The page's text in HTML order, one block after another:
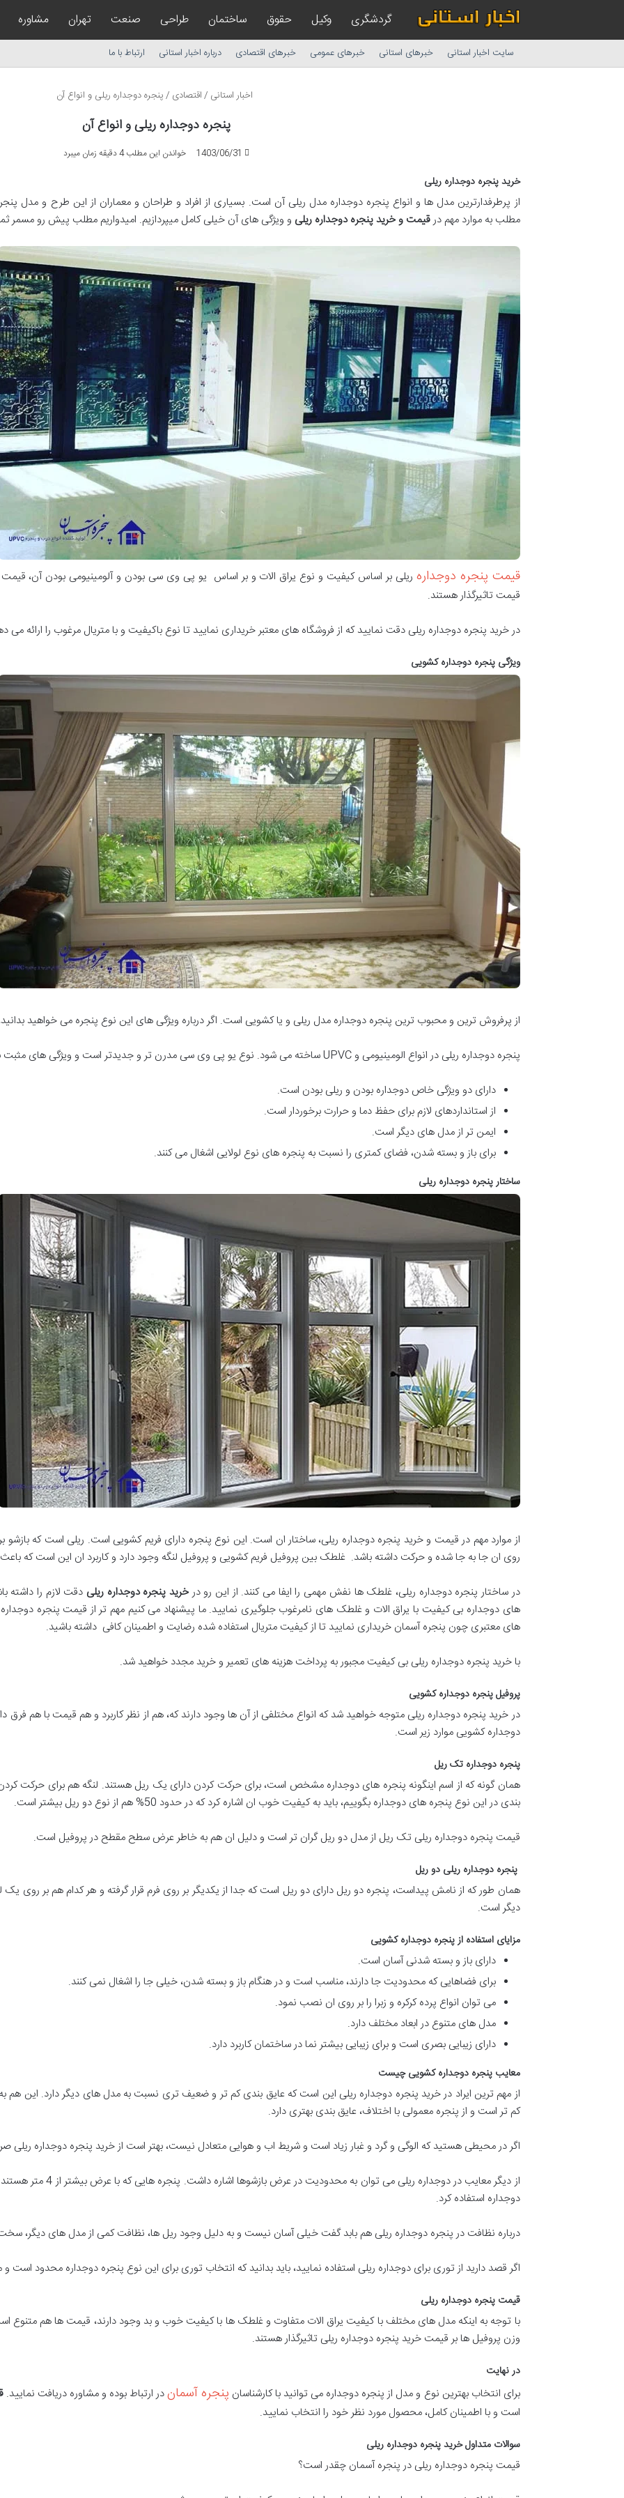
گردشگری وکیل حقوق ساختمان طراحی صنعت تهران مشاوره
سایت اخبار استانی خبرهای استانی خبرهای عمومی خبرهای اقتصادی درباره اخبار استانی ارتباط با ما
اخبار استانی /اقتصادی /پنجره دوجداره ریلی و انواع آن
پنجره دوجداره ریلی و انواع آن
1403/06/31 خواندن این مطلب 4 دقیقه زمان میبرد
خرید پنجره دوجداره ریلی
از پرطرفدارترین مدل ها و انواع پنجره دوجداره مدل ریلی آن است. بسیاری از افراد و طراحان و معماران از این طرح و مدل
مطلب به موارد مهم درقیمت و خرید پنجره دوجداره ریلی و ویژگی های آن خیلی کامل میپردازیم. امیدواریم مطلب پیش رو مسمر
قیمت پنجره دوجداره ریلی بر اساس کیفیت و نوع یراق الات و بر اساس یو پی وی سی بودن و آلومینیومی بودن آن، قیمت
قیمت تاثیرگذار هستند.
در خرید پنجره دوجداره ریلی دقت نمایید که از فروشگاه های معتبر خریداری نمایید تا نوع باکیفیت و با متریال مرغوب را ارائه می
ویژگی پنجره دوجداره کشویی
از پرفروش ترین و محبوب ترین پنجره دوجداره مدل ریلی و یا کشویی است. اگر درباره ویژگی های این نوع پنجره می خواهید
پنجره دوجداره ریلی در انواع الومینیومی و UPVC ساخته می شود. نوع یو پی وی سی مدرن تر و جدیدتر است و ویژگی های مثبت بیشتری دارد. در واقع عایق بندی خیلی خوب دارد.
دارای دو ویژگی خاص دوجداره بودن و ریلی بودن است.
از استانداردهای لازم برای حفظ دما و حرارت برخوردار است.
ایمن تر از مدل های دیگر است.
برای باز و بسته شدن، فضای کمتری را نسبت به پنجره های نوع لولایی اشغال می کنند.
ساختار پنجره دوجداره ریلی
از موارد مهم در قیمت و خرید پنجره دوجداره ریلی، ساختار ان است. این نوع پنجره دارای فریم کشویی است. ریلی است که
روی ان جا به جا شده و حرکت داشته باشد. غلطک بین پروفیل فریم کشویی و پروفیل لنگه وجود دارد و کاربرد ان این است که
در ساختار پنجره دوجداره ریلی، غلطک ها نفش مهمی را ایفا می کنند. از این رو درخرید پنجره دوجداره ریلی دقت لازم را داشته
های دوجداره بی کیفیت با یراق الات و غلطک های نامرغوب جلوگیری نمایید. ما پیشنهاد می کنیم مهم تر از قیمت پنجره
های معتبری چون پنجره آسمان خریداری نمایید تا از کیفیت متریال استفاده شده رضایت و اطمینان کافی داشته باشید.
با خرید پنجره دوجداره ریلی بی کیفیت مجبور به پرداخت هزینه های تعمیر و خرید مجدد خواهید شد.
پروفیل پنجره دوجداره کشویی
در خرید پنجره دوجداره ریلی متوجه خواهید شد که انواع مختلفی از آن ها وجود دارند که، هم از نظر کاربرد و هم قیمت با هم فرق
دوجداره کشویی موارد زیر است.
پنجره دوجداره تک ریل
همان گونه که از اسم اینگونه پنجره های دوجداره مشخص است، برای حرکت کردن دارای یک ریل هستند. لنگه هم برای حرکت کردن
بندی در این نوع پنجره های دوجداره بگوییم، باید به کیفیت خوب ان اشاره کرد که در حدود 50% هم از نوع دو ریل بیشتر است.
قیمت پنجره دوجداره ریلی تک ریل از مدل دو ریل گران تر است و دلیل ان هم به خاطر عرض سطح مقطح در پروفیل است.
پنجره دوجداره ریلی دو ریل
همان طور که از نامش پیداست، پنجره دو ریل دارای دو ریل است که جدا از یکدیگر بر روی فرم قرار گرفته و هر کدام هم بر روی یک
دیگر است.
مزایای استفاده از پنجره دوجداره کشویی
دارای باز و بسته شدنی آسان است.
برای فضاهایی که محدودیت جا دارند، مناسب است و در هنگام باز و بسته شدن، خیلی جا را اشغال نمی کنند.
می توان انواع پرده کرکره و زبرا را بر روی ان نصب نمود.
مدل های متنوع در ابعاد مختلف دارد.
دارای زیبایی بصری است و برای زیبایی بیشتر نما در ساختمان کاربرد دارد.
معایب پنجره دوجداره کشویی چیست
از مهم ترین ایراد در خرید پنجره دوجداره ریلی این است که عایق بندی کم تر و ضعیف تری نسبت به مدل های دیگر دارد. این هم
کم تر است و از پنجره معمولی با اختلاف، عایق بندی بهتری دارد.
اگر در محیطی هستید که الوگی و گرد و غبار زیاد است و شریط اب و هوایی متعادل نیست، بهتر است از خرید پنجره دوجداره ریلی
دوجداره استفاده کرد.
درباره نظافت در پنجره دوجداره ریلی هم بابد گفت خیلی آسان نیست و به دلیل وجود ریل ها، نظافت کمی از مدل های دیگر،
اگر قصد دارید از توری برای دوجداره ریلی استفاده نمایید، باید بدانید که انتخاب توری برای این نوع پنجره دوجداره محدود است و
قیمت پنجره دوجداره ریلی
با توجه به اینکه مدل های مختلف با کیفیت یراق الات متفاوت و غلطک ها با کیفیت خوب و بد وجود دارند، قیمت ها هم متنوع
وزن پروفیل ها بر قیمت خرید پنجره دوجداره ریلی تاثیرگذار هستند.
در نهایت
برای انتخاب بهترین نوع و مدل از پنجره دوجداره می توانید با کارشناسان پنجره آسماندر ارتباط بوده و مشاوره دریافت نمایید.
است و با اطمینان کامل، محصول مورد نظر خود را انتخاب نمایید.
سوالات متداول خرید پنجره دوجداره ریلی
قیمت پنجره دوجداره ریلی در پنجره آسمان چقدر است؟